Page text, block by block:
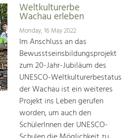
Weltkulturerbe
Wachau erleben
Monday, 16 May 2022
Im Anschluss an das
Bewusstseinsbildungsprojekt
zum 20-Jahr-Jubiläum des
UNESCO-Weltkulturerbestatus
der Wachau ist ein weiteres
Projekt ins Leben gerufen
worden, um auch den
SchülerInnen der UNESCO-